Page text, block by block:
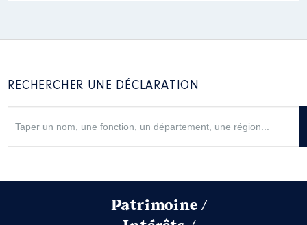
RECHERCHER UNE DÉCLARATION
Patrimoine /